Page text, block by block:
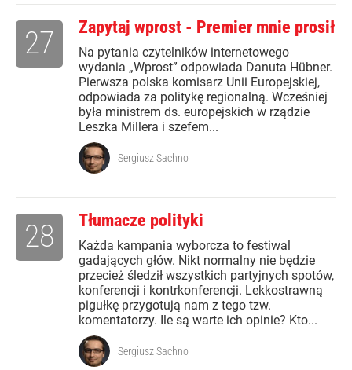
Zapytaj wprost - Premier mnie prosił
Na pytania czytelników internetowego
wydania „Wprost” odpowiada Danuta Hübner.
Pierwsza polska komisarz Unii Europejskiej,
odpowiada za politykę regionalną. Wcześniej
była ministrem ds. europejskich w rządzie
Leszka Millera i szefem...
27
Sergiusz Sachno
Tłumacze polityki
Każda kampania wyborcza to festiwal
gadających głów. Nikt normalny nie będzie
przecież śledził wszystkich partyjnych spotów,
konferencji i kontrkonferencji. Lekkostrawną
pigułkę przygotują nam z tego tzw.
komentatorzy. Ile są warte ich opinie? Kto...
28
Sergiusz Sachno